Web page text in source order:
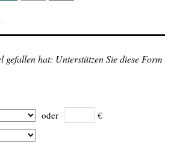
gefallen hat: Unterstützen Sie diese Form
oder €